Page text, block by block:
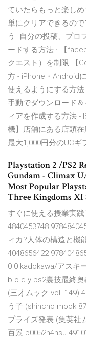
ていたらもっと楽し
単にクリアできるの
う 自分の投稿、プロ
ードする方法 · 【
クエスト）を制限 【
方 - iPhone・Android
使えるようにする方法
手動でダウンロード
ィアを作成する方法 -
機】店舗にある店頭
最大1,000円分のUCギ
Playstation 2 /PS2
Gundam - Climax
Most Popular
Three Kingdoms
すぐに使える授業実
4840453748
ィカ?人体の構造と機
4048656422
0 0 kadokawa/アスキ
b.o.d.y ps2裏技最終
(三才ムック vol. 149)
う子 (shincho mook
プライズ発表 (集英社
百景 b0052n4nsu